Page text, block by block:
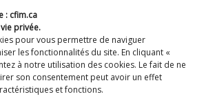
: cfim.ca
privée.
pour vous permettre de naviguer
les fonctionnalités du site. En cliquant «
à notre utilisation des cookies. Le fait de ne
son consentement peut avoir un effet
et fonctions.
de CFIM
Suivez-nous